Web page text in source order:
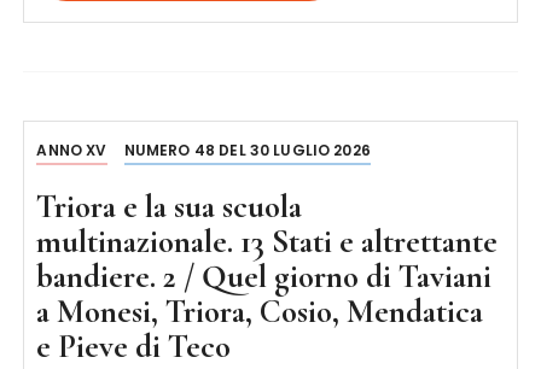
ANNO XV NUMERO 48 DEL 30 LUGLIO 2026
Triora e la sua scuola
multinazionale. 13 Stati e altrettante
bandiere. 2 / Quel giorno di Taviani
a Monesi, Triora, Cosio, Mendatica
e Pieve di Teco